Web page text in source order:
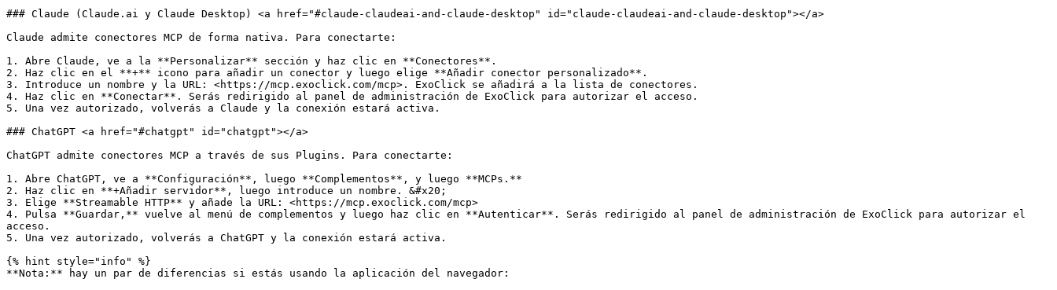
### Claude (Claude.ai y Claude Desktop) <a href="#claude-claudeai-and-claude-desktop" id="claude-claudeai-and-claude-desktop"></a>
Claude admite conectores MCP de forma nativa. Para conectarte:
1. Abre Claude, ve a la **Personalizar** sección y haz clic en **Conectores**.
2. Haz clic en el **+** icono para añadir un conector y luego elige **Añadir conector personalizado**.
3. Introduce un nombre y la URL: <https://mcp.exoclick.com/mcp>. ExoClick se añadirá a la lista de conectores.
4. Haz clic en **Conectar**. Serás redirigido al panel de administración de ExoClick para autorizar el acceso.
5. Una vez autorizado, volverás a Claude y la conexión estará activa.
### ChatGPT <a href="#chatgpt" id="chatgpt"></a>
ChatGPT admite conectores MCP a través de sus Plugins. Para conectarte:
1. Abre ChatGPT, ve a **Configuración**, luego **Complementos**, y luego **MCPs.**
2. Haz clic en **+Añadir servidor**, luego introduce un nombre. &#x20;
3. Elige **Streamable HTTP** y añade la URL: <https://mcp.exoclick.com/mcp>
4. Pulsa **Guardar,** vuelve al menú de complementos y luego haz clic en **Autenticar**. Serás redirigido al panel de administración de ExoClick para autorizar el
acceso.
5. Una vez autorizado, volverás a ChatGPT y la conexión estará activa.
{% hint style="info" %}
**Nota:** hay un par de diferencias si estás usando la aplicación del navegador: